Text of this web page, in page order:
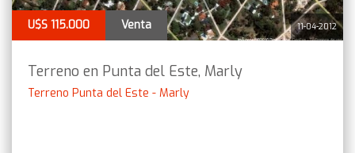
11-04-2012
U$S 115.000 Venta
Terreno en Punta del Este, Marly
Terreno Punta del Este - Marly